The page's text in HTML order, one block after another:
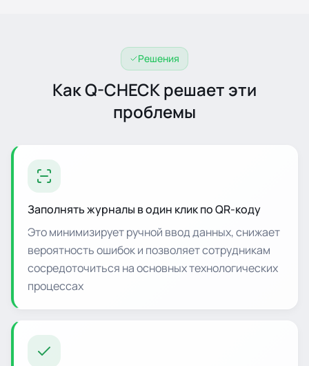
Решения
Как Q-CHECK решает эти
проблемы
Заполнять журналы в один клик по QR-коду
Это минимизирует ручной ввод данных, снижает
вероятность ошибок и позволяет сотрудникам
сосредоточиться на основных технологических
процессах